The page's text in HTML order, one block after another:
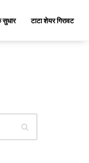
सुधार टाटा शेयर गिरावट